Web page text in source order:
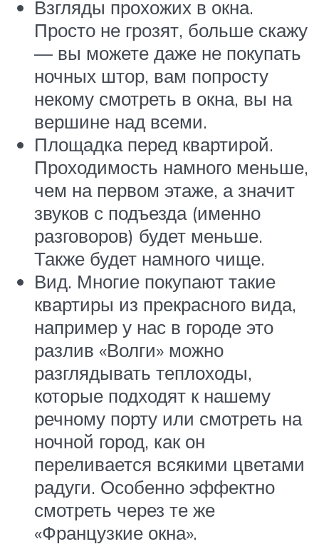
Взгляды прохожих в окна.
Просто не грозят, больше скажу
— вы можете даже не покупать
ночных штор, вам попросту
некому смотреть в окна, вы на
вершине над всеми.
Площадка перед квартирой.
Проходимость намного меньше,
чем на первом этаже, а значит
звуков с подъезда (именно
разговоров) будет меньше.
Также будет намного чище.
Вид. Многие покупают такие
квартиры из прекрасного вида,
например у нас в городе это
разлив «Волги» можно
разглядывать теплоходы,
которые подходят к нашему
речному порту или смотреть на
ночной город, как он
переливается всякими цветами
радуги. Особенно эффектно
смотреть через те же
«Французкие окна».